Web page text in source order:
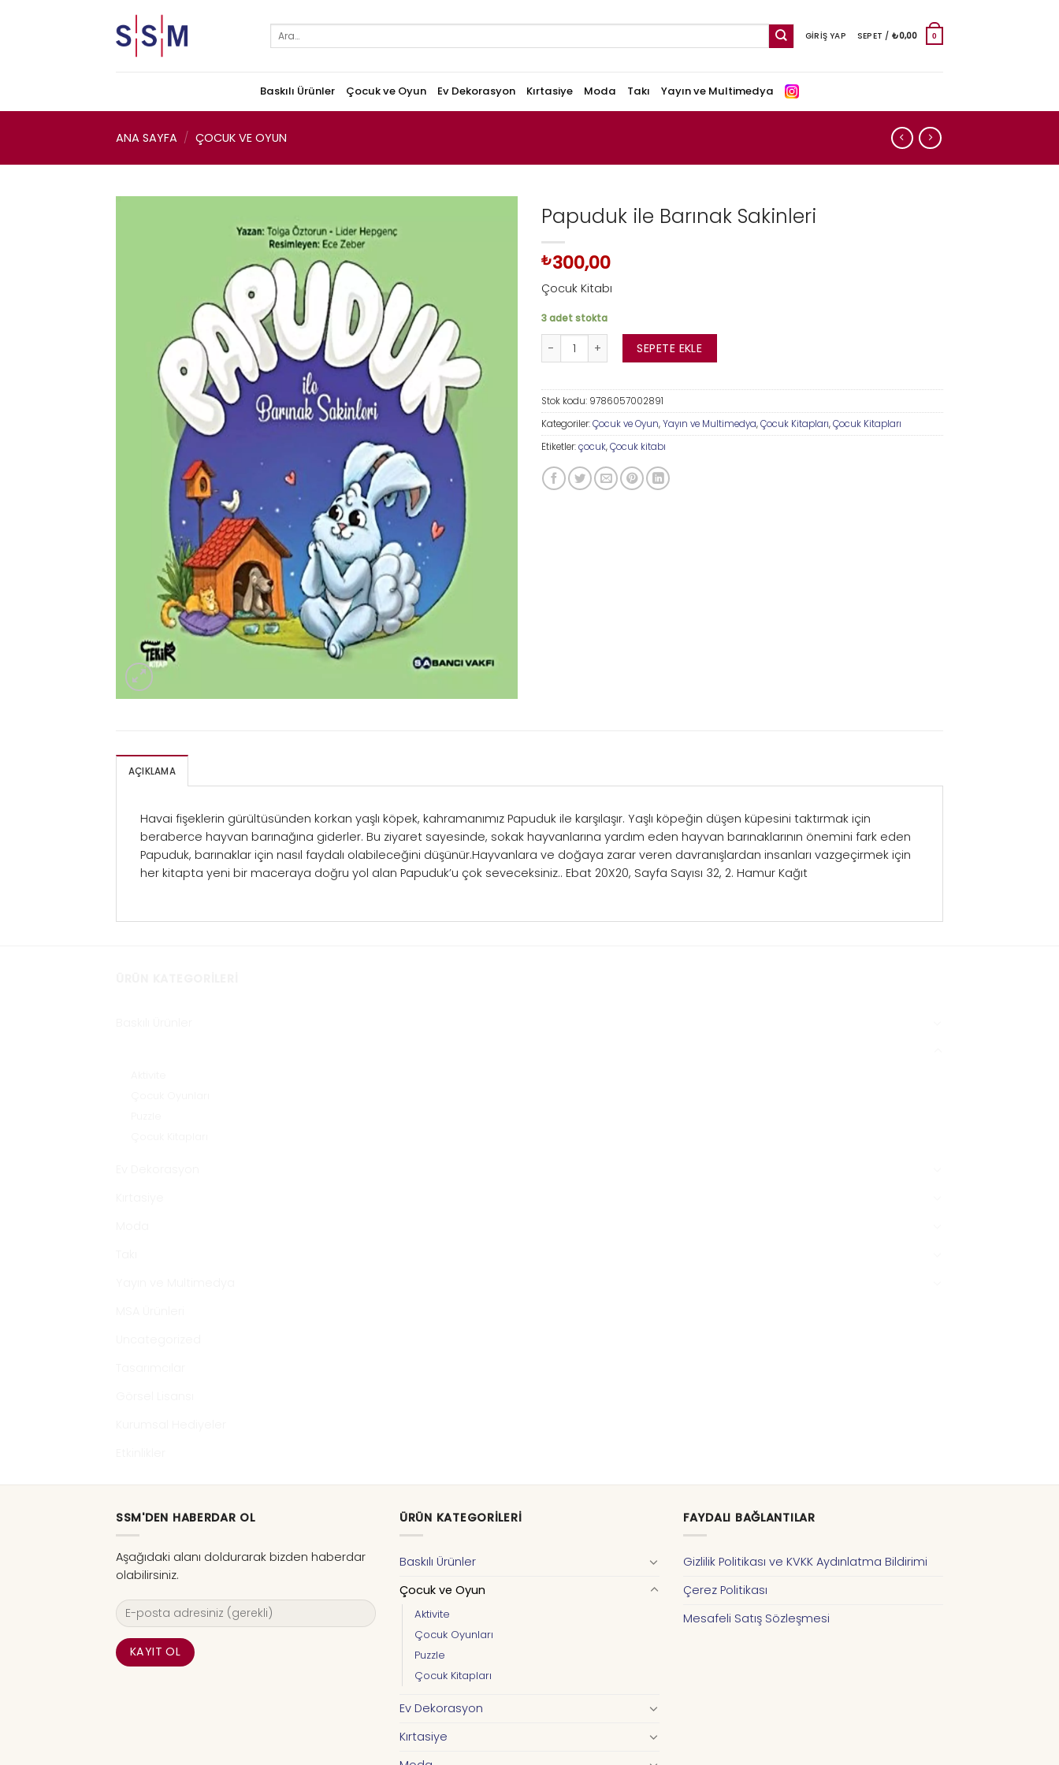
Ara:
GIRIŞ YAP SEPET / ₺0,00 0
Baskılı Ürünler Çocuk ve Oyun Ev Dekorasyon Kırtasiye Moda Takı Yayın ve Multimedya
ANA SAYFA / ÇOCUK VE OYUN
Papuduk ile Barınak Sakinleri
₺300,00
Çocuk Kitabı
3 adet stokta
SEPETE EKLE
Stok kodu: 9786057002891
Kategoriler:Çocuk ve Oyun,Yayın ve Multimedya,Çocuk Kitapları,Çocuk Kitapları
Etiketler:çocuk,Çocuk kitabı
AÇIKLAMA
Havai fişeklerin gürültüsünden korkan yaşlı köpek, kahramanımız Papuduk ile karşılaşır. Yaşlı köpeğin düşen küpesini taktırmak için
beraberce hayvan barınağına giderler. Bu ziyaret sayesinde, sokak hayvanlarına yardım eden hayvan barınaklarının önemini fark eden
Papuduk, barınaklar için nasıl faydalı olabileceğini düşünür.Hayvanlara ve doğaya zarar veren davranışlardan insanları vazgeçirmek için
her kitapta yeni bir maceraya doğru yol alan Papuduk’u çok seveceksiniz.. Ebat 20X20, Sayfa Sayısı 32, 2. Hamur Kağıt
SSM'DEN HABERDAR OL
Aşağıdaki alanı doldurarak bizden haberdar
olabilirsiniz.
ÜRÜN KATEGORILERI
Baskılı Ürünler
Çocuk ve Oyun
Aktivite
Çocuk Oyunları
Puzzle
Çocuk Kitapları
Ev Dekorasyon
Kırtasiye
FAYDALI BAĞLANTILAR
Gizlilik Politikası ve KVKK Aydınlatma Bildirimi
Çerez Politikası
Mesafeli Satış Sözleşmesi